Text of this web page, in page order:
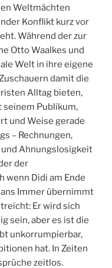
Weltmächten
Konflikt kurz vor
Während der zur
Otto Waalkes und
Welt in ihre eigene
damit die
Alltag bieten,
Publikum,
und Weise gerade
– Rechnungen,
Ahnungslosigkeit
der
wenn Didi am Ende
Immer übernimmt
Er wird sich
sein, aber es ist die
unkorrumpierbar,
hat. In Zeiten
zeitlos.